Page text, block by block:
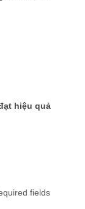
hiệu quả
fields